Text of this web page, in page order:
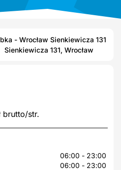
- Wrocław Sienkiewicza 131
Sienkiewicza 131, Wrocław
06:00 - 23:00
06:00 - 23:00
brutto/str.